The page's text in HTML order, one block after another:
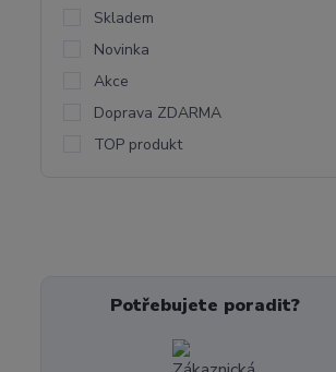
Skladem
Novinka
Akce
Doprava ZDARMA
TOP produkt
Potřebujete poradit?